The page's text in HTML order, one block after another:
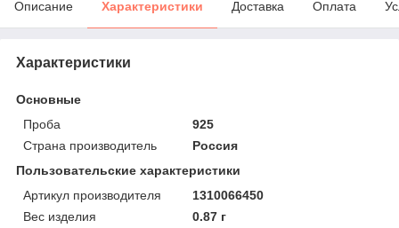
Описание Характеристики Доставка Оплата
Характеристики
Основные
Проба
925
Страна производитель
Россия
Пользовательские характеристики
Артикул производителя
1310066450
Вес изделия
0.87 г